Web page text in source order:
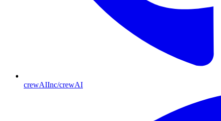
crewAIInc/crewAI